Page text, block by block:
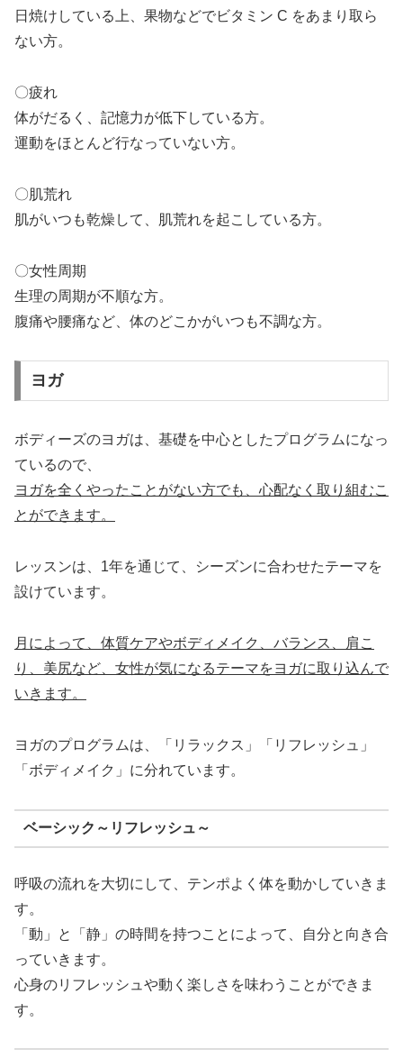
日焼けしている上、果物などでビタミン C をあまり取ら
ない方。
〇疲れ
体がだるく、記憶力が低下している方。
運動をほとんど行なっていない方。
〇肌荒れ
肌がいつも乾燥して、肌荒れを起こしている方。
〇女性周期
生理の周期が不順な方。
腹痛や腰痛など、体のどこかがいつも不調な方。
ヨガ
ボディーズのヨガは、基礎を中心としたプログラムになっ
ているので、
ヨガを全くやったことがない方でも、心配なく取り組むこ
とができます。
レッスンは、1年を通じて、シーズンに合わせたテーマを
設けています。
月によって、体質ケアやボディメイク、バランス、肩こ
り、美尻など、女性が気になるテーマをヨガに取り込んで
いきます。
ヨガのプログラムは、「リラックス」「リフレッシュ」
「ボディメイク」に分れています。
ベーシック～リフレッシュ～
呼吸の流れを大切にして、テンポよく体を動かしていきま
す。
「動」と「静」の時間を持つことによって、自分と向き合
っていきます。
心身のリフレッシュや動く楽しさを味わうことができま
す。